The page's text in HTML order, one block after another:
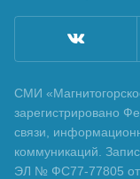
СМИ
зарегистрировано
связи,
коммуникаций.
ЭЛ № ФС77-77805 от